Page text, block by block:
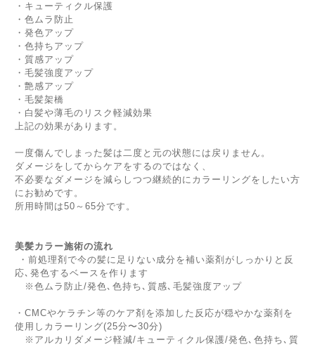
・キューティクル保護
・色ムラ防止
・発色アップ
・色持ちアップ
・質感アップ
・毛髪強度アップ
・艶感アップ
・毛髪架橋
・白髪や薄毛のリスク軽減効果
上記の効果があります。
一度傷んでしまった髪は二度と元の状態には戻りません。
ダメージをしてからケアをするのではなく、
不必要なダメージを減らしつつ継続的にカラーリングをしたい方
にお勧めです。
所用時間は50～65分です。
美髪カラー施術の流れ
・前処理剤で今の髪に足りない成分を補い薬剤がしっかりと反
応､発色するベースを作ります
※色ムラ防止/発色､色持ち､質感､毛髪強度アップ
・CMCやケラチン等のケア剤を添加した反応が穏やかな薬剤を
使用しカラーリング(25分〜30分)
※アルカリダメージ軽減/キューティクル保護/発色､色持ち､質